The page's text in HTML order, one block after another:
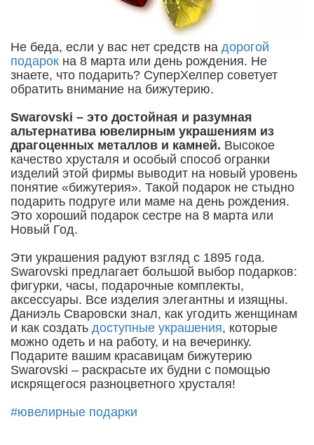
Не беда, если у вас нет средств на дорогой
подарок на 8 марта или день рождения. Не
знаете, что подарить? СуперХелпер советует
обратить внимание на бижутерию.
Swarovski – это достойная и разумная
альтернатива ювелирным украшениям из
драгоценных металлов и камней. Высокое
качество хрусталя и особый способ огранки
изделий этой фирмы выводит на новый уровень
понятие «бижутерия». Такой подарок не стыдно
подарить подруге или маме на день рождения.
Это хороший подарок сестре на 8 марта или
Новый Год.
Эти украшения радуют взгляд с 1895 года.
Swarovski предлагает большой выбор подарков:
фигурки, часы, подарочные комплекты,
аксессуары. Все изделия элегантны и изящны.
Даниэль Сваровски знал, как угодить женщинам
и как создать доступные украшения, которые
можно одеть и на работу, и на вечеринку.
Подарите вашим красавицам бижутерию
Swarovski – раскрасьте их будни с помощью
искрящегося разноцветного хрусталя!
#ювелирные подарки